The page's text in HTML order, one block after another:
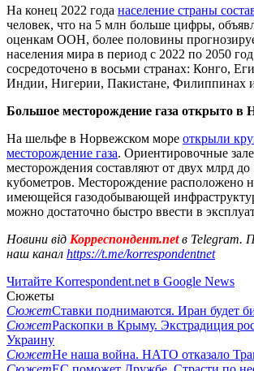
На конец 2022 года население страны
человек, что на 5 млн больше цифры,
оценкам ООН, более половины
населения мира в период с 2022 по 2050 год
сосредоточено в восьми странах: Конго,
Индии, Нигерии, Пакистане, Филиппинах
Большое месторождение газа открыто в
На шельфе в Норвежском море открыли
месторождение газа. Ориентировочные
месторождения составляют от двух млрд до
кубометров. Месторождение расположено
имеющейся газодобывающей
можно достаточно быстро ввести в
Новини від Корреспондент.netв Telegram.
наш канал https://t.me/korrespondentnet
Читайте Korrespondent.net в Google News
Сюжеты
СюжетСтавки поднимаются. Иран будет
СюжетРаскопки в Крыму. Экстрадиция
Украину
СюжетНе наша война. НАТО отказало